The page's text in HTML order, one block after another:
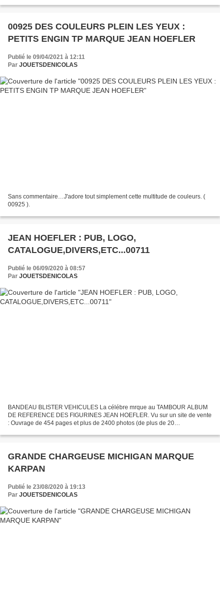
00925 DES COULEURS PLEIN LES YEUX :
PETITS ENGIN TP MARQUE JEAN HOEFLER
Publié le 09/04/2021 à 12:11
Par JOUETSDENICOLAS
Sans commentaire…J'adore tout simplement cette multitude de couleurs. (
00925 ).
JEAN HOEFLER : PUB, LOGO,
CATALOGUE,DIVERS,ETC...00711
Publié le 06/09/2020 à 08:57
Par JOUETSDENICOLAS
BANDEAU BLISTER VEHICULES La célébre mrque au TAMBOUR ALBUM
DE REFERENCE DES FIGURINES JEAN HOEFLER. Vu sur un site de vente
: Ouvrage de 454 pages et plus de 2400 photos (de plus de 20
GRANDE CHARGEUSE MICHIGAN MARQUE
KARPAN
Publié le 23/08/2020 à 19:13
Par JOUETSDENICOLAS